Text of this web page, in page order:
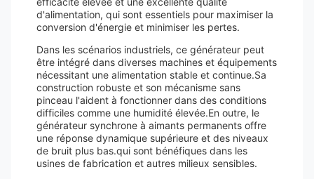
d'alimentation, qui sont essentiels pour maximiser la
conversion d'énergie et minimiser les pertes.
Dans les scénarios industriels, ce générateur peut
être intégré dans diverses machines et équipements
nécessitant une alimentation stable et continue.Sa
construction robuste et son mécanisme sans
pinceau l'aident à fonctionner dans des conditions
difficiles comme une humidité élevée.En outre, le
générateur synchrone à aimants permanents offre
une réponse dynamique supérieure et des niveaux
de bruit plus bas.qui sont bénéfiques dans les
usines de fabrication et autres milieux sensibles.